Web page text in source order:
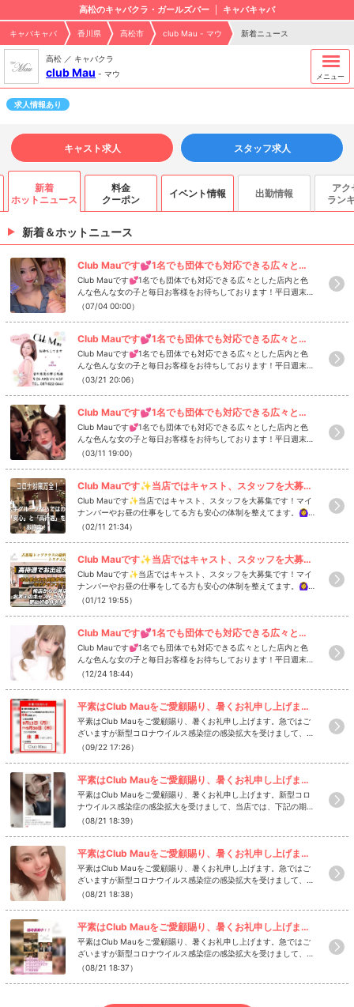
高松のキャバクラ・ガールズバー キャバキャバ
キャバキャバ 香川県 高松市 club Mau - マウ 新着ニュース
高松 ／ キャバクラ
club Mau - マウ メニュー
求人情報あり
キャスト求人 スタッフ求人
新着
ホットニュース
料金
クーポン
イベント情報 出勤情報
アク
ラン
新着＆ホットニュース
Club Mauです💕1名でも団体でも対応できる広々とした店内と色んな色んな女の...
Club Mauです💕1名でも団体でも対応できる広々とした店内と色
んな色んな女の子と毎日お客様をお待ちしております！平日週末問
わず女の子を揃えているので皆さまのご来店お待ちしております
っております🙇‍♂️飲み放題はアルコール類はバーボン、ブランデ
ー、ウイスキー、飲み放題ノンアルコールは烏龍茶となっておりま
す🥰その他焼酎等ボトル、烏龍茶以外の別料金ノンアルのドリン
クもご用意します💕ボトル、別料金のノンアルドリンクに関して
詳しいことはご来店の際ボーイにお問い合わせください👌延長は3
0分 4,400yen 50分 7,500yenがございます👍ご来店の際
にはお好きな方をお選びくださいませ💕指名料は本指名、場内指
名共に1,300yenです(*'▽'*)お気に入りの女の子を見つけたら指名
しちゃいましょう✌️✌️キャストドリンクも1杯1,300yen〜と、な
っております🍹🍻⚠️料金は税サ込みとさせていただきます。税 1
0% サービス料 15%となっております。HP▶️https://club-mau.sit
e@clua.mauClub Mau 19:30〜1:00定休日 日曜#香川 #高松 #キ
ャバクラ #高松飲み屋#キャバ嬢 #香川キャバクラ #古馬場#香川で
1番のキャバクラ#香川県のキャバクラといえばmau
（07/04 00:00）
Club Mauです💕1名でも団体でも対応できる広々とした店内と色んな色んな女の...
Club Mauです💕1名でも団体でも対応できる広々とした店内と色
んな色んな女の子と毎日お客様をお待ちしております！平日週末問
わず女の子を揃えているので皆さまのご来店お待ちしております
っております🙇‍♂️飲み放題はアルコール類はバーボン、ブランデ
ー、ウイスキー、飲み放題ノンアルコールは烏龍茶となっておりま
す🥰その他焼酎等ボトル、烏龍茶以外の別料金ノンアルのドリン
クもご用意します💕ボトル、別料金のノンアルドリンクに関して
詳しいことはご来店の際ボーイにお問い合わせください👌延長は3
0分 4,400yen 50分 7,500yenがございます👍ご来店の際
にはお好きな方をお選びくださいませ💕指名料は本指名、場内指
名共に1,300yenです(*'▽'*)お気に入りの女の子を見つけたら指名
しちゃいましょう✌️✌️キャストドリンクも1杯1,300yen〜と、な
っております🍹🍻⚠️料金は税サ込みとさせていただきます。税 1
0% サービス料 15%となっております。HP▶️https://club-mau.sit
e@clua.mauClub Mau 19:30〜1:00定休日 日曜#香川 #高松 #キ
ャバクラ #高松飲み屋#キャバ嬢 #香川キャバクラ #古馬場#香川で
1番のキャバクラ#香川県のキャバクラといえばmau
（03/21 20:06）
Club Mauです💕1名でも団体でも対応できる広々とした店内と色んな色んな女の...
Club Mauです💕1名でも団体でも対応できる広々とした店内と色
んな色んな女の子と毎日お客様をお待ちしております！平日週末問
わず女の子を揃えているので皆さまのご来店お待ちしております
っております🙇‍♂️飲み放題はアルコール類はバーボン、ブランデ
ー、ウイスキー、飲み放題ノンアルコールは烏龍茶となっておりま
す🥰その他焼酎等ボトル、烏龍茶以外の別料金ノンアルのドリン
クもご用意します💕ボトル、別料金のノンアルドリンクに関して
詳しいことはご来店の際ボーイにお問い合わせください👌延長は3
0分 4,400yen 50分 7,500yenがございます👍ご来店の際
にはお好きな方をお選びくださいませ💕指名料は本指名、場内指
名共に1,300yenです(*'▽'*)お気に入りの女の子を見つけたら指名
しちゃいましょう✌️✌️キャストドリンクも1杯1,300yen〜と、な
っております🍹🍻⚠️料金は税サ込みとさせていただきます。税 1
0% サービス料 15%となっております。HP▶️https://club-mau.sit
e@clua.mauClub Mau 19:30〜1:00定休日 日曜#香川 #高松 #キ
ャバクラ #高松飲み屋#キャバ嬢 #香川キャバクラ #古馬場#香川で
1番のキャバクラ#香川県のキャバクラといえばmau
（03/11 19:00）
Club Mauです✨当店ではキャスト、スタッフを大募集です！マイナンバーやお昼...
Club Mauです✨当店ではキャスト、スタッフを大募集です！マイ
ナンバーやお昼の仕事をしてる方も安心の体制を整えてます。🙆‍♀️
お酒が飲めない、苦手な方🙆‍♀️お友達同士での入店、体験🙆‍♀仮衣
💕💡また動画制作、編集に興味がある方も大募集！技術のある方
は給料UP⁉️LINE e522j213電話 09011326643担当 広瀬このアカ
ウントのDMからでもOK💌@club.mauHP▶️https://club-mau.site
#香川 #高松 #キャバクラ #高松飲み屋#キャバ嬢 #香川キャバク
ラ #古馬場#香川県で1番のキャバクラ#香川県のキャバクラといえ
ばmau#飲み屋 #高松市 #動画編集 #動画#給料up #高収入 #YouTu
be
（02/11 21:34）
Club Mauです✨当店ではキャスト、スタッフを大募集です！マイナンバーやお昼...
Club Mauです✨当店ではキャスト、スタッフを大募集です！マイ
ナンバーやお昼の仕事をしてる方も安心の体制を整えてます。🙆‍♀️
お酒が飲めない、苦手な方🙆‍♀️お友達同士での入店、体験🙆‍♀仮衣
💕💡また動画制作、編集に興味がある方も大募集！技術のある方
は給料UP⁉️LINE e522j213電話 09011326643担当 広瀬このアカ
ウントのDMからでもOK💌@club.mauHP▶️https://club-mau.site
#香川 #高松 #キャバクラ #高松飲み屋#キャバ嬢 #香川キャバク
ラ #古馬場#香川県で1番のキャバクラ#香川県のキャバクラといえ
ばmau#飲み屋 #高松市 #動画編集 #動画#給料up #高収入 #YouTu
be
（01/12 19:55）
Club Mauです💕1名でも団体でも対応できる広々とした店内と色んな色んな女の...
Club Mauです💕1名でも団体でも対応できる広々とした店内と色
んな色んな女の子と毎日お客様をお待ちしております！平日週末問
わず女の子を揃えているので皆さまのご来店お待ちしております
っております🙇‍♂️飲み放題はアルコール類はバーボン、ブランデ
ー、ウイスキー、飲み放題ノンアルコールは烏龍茶となっておりま
す🥰その他焼酎等ボトル、烏龍茶以外の別料金ノンアルのドリン
クもご用意します💕ボトル、別料金のノンアルドリンクに関して
詳しいことはご来店の際ボーイにお問い合わせください👌延長は3
0分 4,400yen 50分 7,500yenがございます👍ご来店の際
にはお好きな方をお選びくださいませ💕指名料は本指名、場内指
名共に1,300yenです(*'▽'*)お気に入りの女の子を見つけたら指名
しちゃいましょう✌️✌️キャストドリンクも1杯1,300yen〜と、な
っております🍹🍻⚠️料金は税サ込みとさせていただきます。税 1
0% サービス料 15%となっております。HP▶️https://club-mau.sit
e@clua.mauClub Mau 19:30〜1:00定休日 日曜#香川 #高松 #キ
ャバクラ #高松飲み屋#キャバ嬢 #香川キャバクラ #古馬場#香川で
1番のキャバクラ#香川県のキャバクラといえばmau
（12/24 18:44）
平素はClub Mauをご愛顧賜り、暑くお礼申し上げます。急ではございますが新型...
平素はClub Mauをご愛顧賜り、暑くお礼申し上げます。急ではご
ざいますが新型コロナウイルス感染症の感染拡大を受けまして、当
店では、下記の期間を店休日とさせていただきます。皆様にはご不
記期間＊10/1以降の営業につきましては、通常営業の予定ですが、
社会情勢を踏まえて期間を延長する場合があります。変更時は改め
て告知いたします。Club Mau スタッフ一同HP▶️https://club-ma
u.site#香川 #高松 #キャバクラ #高松飲み屋 #キャバ嬢 #香川キャ
バクラ #古馬場 #香川県で1番のキャバクラ #香川県のキャバクラ
といえばmau
（09/22 17:26）
平素はClub Mauをご愛顧賜り、暑くお礼申し上げます。新型コロナウイルス感染...
平素はClub Mauをご愛顧賜り、暑くお礼申し上げます。新型コロ
ナウイルス感染症の感染拡大を受けまして、当店では、下記の期間
を店休日とさせていただきます。皆様にはご不便とご迷惑をおかけ
の営業につきましては、通常営業の予定ですが、社会情勢を踏まえ
て期間を延長する場合があります。変更時は改めて告知いたしま
す。尚、HPにて女の子のブログ、出勤頻度と確認できます👀✨今
日は「うたちゃん」のブログを、少しお見せします🥰🥰是非、一
度ご覧ください！！Club Mau スタッフ一同HP▶️https://club-ma
u.site#香川 #高松 #キャバクラ #高松飲み屋 #キャバ嬢 #香川キャ
バクラ #古馬場 #香川県で1番のキャバクラ #香川県のキャバクラ
といえばmau
（08/21 18:39）
平素はClub Mauをご愛顧賜り、暑くお礼申し上げます。急ではございますが新型...
平素はClub Mauをご愛顧賜り、暑くお礼申し上げます。急ではご
ざいますが新型コロナウイルス感染症の感染拡大を受けまして、当
店では、下記の期間を店休日とさせていただきます。皆様にはご不
記期間＊9/13以降の営業につきましては、通常営業の予定です
が、社会情勢を踏まえて期間を延長する場合があります。変更時は
改めて告知いたします。Club Mau スタッフ一同HP▶️https://club
-mau.site#香川 #高松 #キャバクラ #高松飲み屋 #キャバ嬢 #香川
キャバクラ ハッシュタグ個人打ち香川、高松、キャバクラ、高松
飲み屋キャバ嬢、香川キャバクラ、古馬場、香川で1番のキャバク
（08/21 18:38）
平素はClub Mauをご愛顧賜り、暑くお礼申し上げます。急ではございますが新型...
平素はClub Mauをご愛顧賜り、暑くお礼申し上げます。急ではご
ざいますが新型コロナウイルス感染症の感染拡大を受けまして、当
店では、下記の期間を店休日とさせていただきます。皆様にはご不
（08/21 18:37）